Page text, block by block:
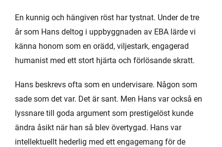
En kunnig och hängiven röst har tystnat. Under de tre
år som Hans deltog i uppbyggnaden av EBA lärde vi
känna honom som en orädd, viljestark, engagerad
humanist med ett stort hjärta och förlösande skratt.
Hans beskrevs ofta som en undervisare. Någon som
sade som det var. Det är sant. Men Hans var också en
lyssnare till goda argument som prestigelöst kunde
ändra åsikt när han så blev övertygad. Hans var
intellektuellt hederlig med ett engagemang för de